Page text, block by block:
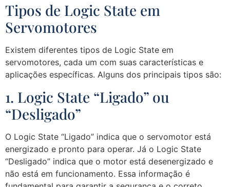
Tipos de Logic State em
Servomotores
Existem diferentes tipos de Logic State em
servomotores, cada um com suas características e
aplicações específicas. Alguns dos principais tipos são:
1. Logic State “Ligado” ou
“Desligado”
O Logic State “Ligado” indica que o servomotor está
energizado e pronto para operar. Já o Logic State
“Desligado” indica que o motor está desenergizado e
não está em funcionamento. Essa informação é